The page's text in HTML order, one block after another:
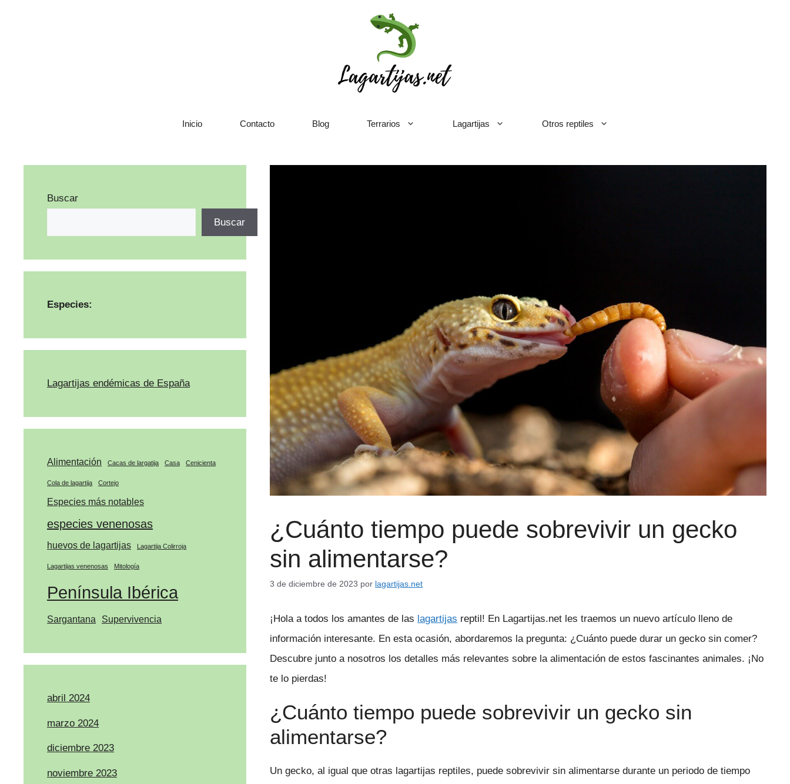
Inicio Contacto Blog Terrarios Lagartijas Otros reptiles
¿Cuánto tiempo puede sobrevivir un gecko
sin alimentarse?
3 de diciembre de 2023 por lagartijas.net
¡Hola a todos los amantes de las lagartijas reptil! En Lagartijas.net les traemos un nuevo artículo lleno de
información interesante. En esta ocasión, abordaremos la pregunta: ¿Cuánto puede durar un gecko sin comer?
Descubre junto a nosotros los detalles más relevantes sobre la alimentación de estos fascinantes animales. ¡No
te lo pierdas!
¿Cuánto tiempo puede sobrevivir un gecko sin
alimentarse?
Un gecko, al igual que otras lagartijas reptiles, puede sobrevivir sin alimentarse durante un periodo de tiempo
Buscar
Buscar
Especies:
Lagartijas endémicas de España
Alimentación Cacas de largatija Casa Cenicienta
Cola de lagartija Cortejo
Especies más notables
especies venenosas
huevos de lagartijas Lagartija Colirroja
Lagartijas venenosas Mitología
Península Ibérica
Sargantana Supervivencia
abril 2024
marzo 2024
diciembre 2023
noviembre 2023